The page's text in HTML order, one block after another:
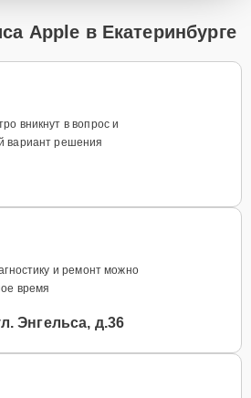
Apple в Екатеринбурге
вникнут в вопрос и
вариант решения
и ремонт можно
время
Энгельса, д.36